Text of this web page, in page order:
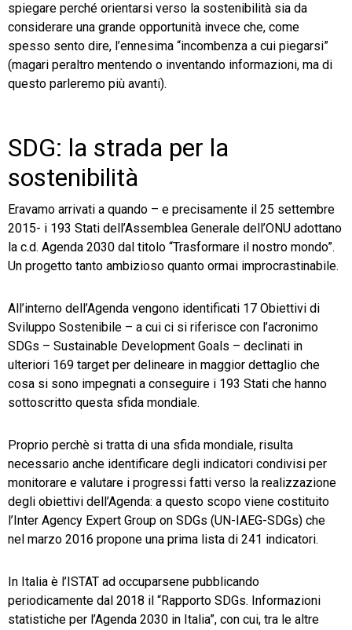
spiegare perché orientarsi verso la sostenibilità sia da
considerare una grande opportunità invece che, come
spesso sento dire, l’ennesima “incombenza a cui piegarsi”
(magari peraltro mentendo o inventando informazioni, ma di
questo parleremo più avanti).
SDG: la strada per la
sostenibilità
Eravamo arrivati a quando – e precisamente il 25 settembre
2015- i 193 Stati dell’Assemblea Generale dell’ONU adottano
la c.d. Agenda 2030 dal titolo “Trasformare il nostro mondo”.
Un progetto tanto ambizioso quanto ormai improcrastinabile.
All’interno dell’Agenda vengono identificati 17 Obiettivi di
Sviluppo Sostenibile – a cui ci si riferisce con l’acronimo
SDGs – Sustainable Development Goals – declinati in
ulteriori 169 target per delineare in maggior dettaglio che
cosa si sono impegnati a conseguire i 193 Stati che hanno
sottoscritto questa sfida mondiale.
Proprio perchè si tratta di una sfida mondiale, risulta
necessario anche identificare degli indicatori condivisi per
monitorare e valutare i progressi fatti verso la realizzazione
degli obiettivi dell’Agenda: a questo scopo viene costituito
l’Inter Agency Expert Group on SDGs (UN-IAEG-SDGs) che
nel marzo 2016 propone una prima lista di 241 indicatori.
In Italia è l’ISTAT ad occuparsene pubblicando
periodicamente dal 2018 il “Rapporto SDGs. Informazioni
statistiche per l’Agenda 2030 in Italia”, con cui, tra le altre